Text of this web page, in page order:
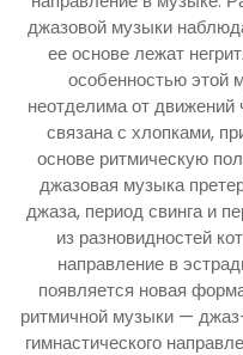
джазовой музыки
ее основе лежат
особенностью этой
неотделима от движений
связана с хлопками,
основе ритмическую
джазовая музыка
джаза, период свинга и
из разновидностей
направление в
появляется новая
ритмичной музыки —
гимнастического